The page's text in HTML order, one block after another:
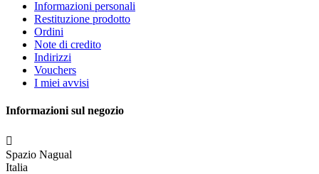
Informazioni personali
Restituzione prodotto
Ordini
Note di credito
Indirizzi
Vouchers
I miei avvisi
Informazioni sul negozio

Spazio Nagual
Italia